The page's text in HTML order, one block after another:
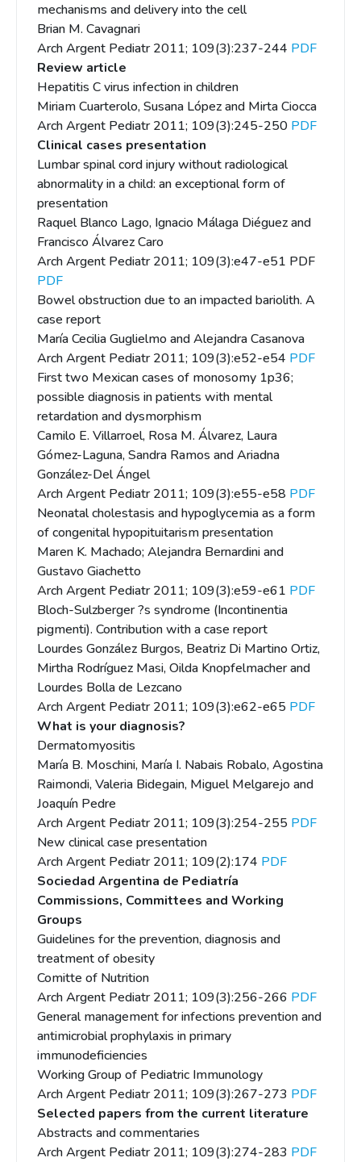
mechanisms and delivery into the cell
Brian M. Cavagnari
Arch Argent Pediatr 2011; 109(3):237-244 PDF
Review article
Hepatitis C virus infection in children
Miriam Cuarterolo, Susana López and Mirta Ciocca
Arch Argent Pediatr 2011; 109(3):245-250 PDF
Clinical cases presentation
Lumbar spinal cord injury without radiological
abnormality in a child: an exceptional form of
presentation
Raquel Blanco Lago, Ignacio Málaga Diéguez and
Francisco Álvarez Caro
Arch Argent Pediatr 2011; 109(3):e47-e51 PDF
PDF
Bowel obstruction due to an impacted bariolith. A
case report
María Cecilia Guglielmo and Alejandra Casanova
Arch Argent Pediatr 2011; 109(3):e52-e54 PDF
First two Mexican cases of monosomy 1p36;
possible diagnosis in patients with mental
retardation and dysmorphism
Camilo E. Villarroel, Rosa M. Álvarez, Laura
Gómez-Laguna, Sandra Ramos and Ariadna
González-Del Ángel
Arch Argent Pediatr 2011; 109(3):e55-e58 PDF
Neonatal cholestasis and hypoglycemia as a form
of congenital hypopituitarism presentation
Maren K. Machado; Alejandra Bernardini and
Gustavo Giachetto
Arch Argent Pediatr 2011; 109(3):e59-e61 PDF
Bloch-Sulzberger ?s syndrome (Incontinentia
pigmenti). Contribution with a case report
Lourdes González Burgos, Beatriz Di Martino Ortiz,
Mirtha Rodríguez Masi, Oilda Knopfelmacher and
Lourdes Bolla de Lezcano
Arch Argent Pediatr 2011; 109(3):e62-e65 PDF
What is your diagnosis?
Dermatomyositis
María B. Moschini, María I. Nabais Robalo, Agostina
Raimondi, Valeria Bidegain, Miguel Melgarejo and
Joaquín Pedre
Arch Argent Pediatr 2011; 109(3):254-255 PDF
New clinical case presentation
Arch Argent Pediatr 2011; 109(2):174 PDF
Sociedad Argentina de Pediatría
Commissions, Committees and Working
Groups
Guidelines for the prevention, diagnosis and
treatment of obesity
Comitte of Nutrition
Arch Argent Pediatr 2011; 109(3):256-266 PDF
General management for infections prevention and
antimicrobial prophylaxis in primary
immunodeficiencies
Working Group of Pediatric Immunology
Arch Argent Pediatr 2011; 109(3):267-273 PDF
Selected papers from the current literature
Abstracts and commentaries
Arch Argent Pediatr 2011; 109(3):274-283 PDF